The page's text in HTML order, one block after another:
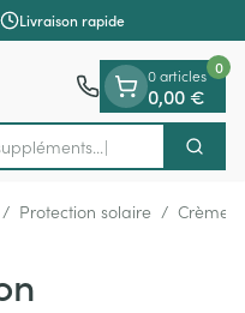
Livraison rapide
0 articles
0,00 €
0
/ Protection solaire / Crèmes